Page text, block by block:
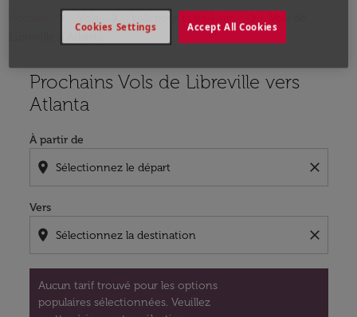
Prochains Vols de Libreville vers
Atlanta
À partir de
location_on close
Vers
location_on close
Aucun tarif trouvé pour les options
populaires sélectionnées. Veuillez
Aucun tarif trouvé pour les options populaires
Accept All Cookies
Cookies Settings